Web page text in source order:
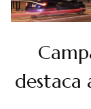
destaca